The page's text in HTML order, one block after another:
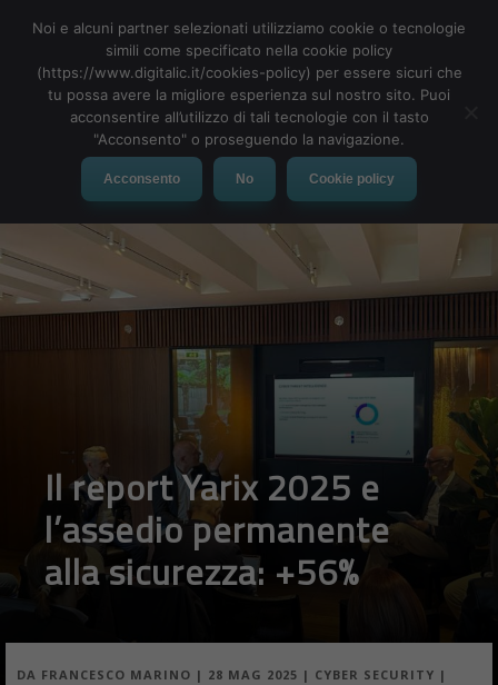
MENU
Il report Yarix 2025 e
l’assedio permanente
alla sicurezza: +56%
DA FRANCESCO MARINO | 28 MAG 2025 | CYBER SECURITY |
Noi e alcuni partner selezionati utilizziamo cookie o tecnologie
simili come specificato nella cookie policy
(https://www.digitalic.it/cookies-policy) per essere sicuri che
tu possa avere la migliore esperienza sul nostro sito. Puoi
acconsentire all’utilizzo di tali tecnologie con il tasto
"Acconsento" o proseguendo la navigazione.
Acconsento No Cookie policy